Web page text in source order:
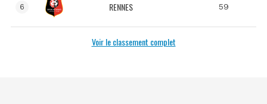
6 RENNES 59
Voir le classement complet